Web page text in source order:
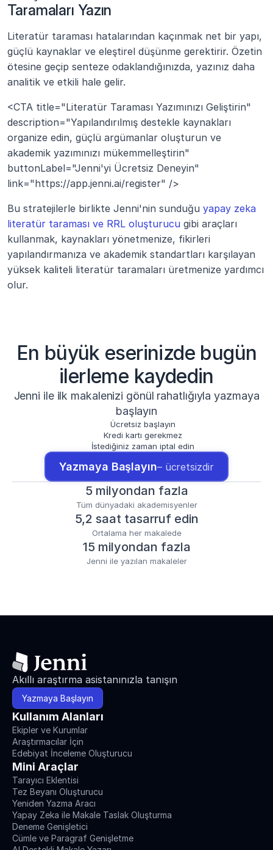
Taramaları Yazın
Literatür taraması hatalarından kaçınmak net bir yapı,
güçlü kaynaklar ve eleştirel düşünme gerektirir. Özetin
ötesine geçip senteze odaklandığınızda, yazınız daha
analitik ve etkili hale gelir.
<CTA title="Literatür Taraması Yazımınızı Geliştirin"
description="Yapılandırılmış destekle kaynakları
organize edin, güçlü argümanlar oluşturun ve
akademik yazımınızı mükemmelleştirin"
buttonLabel="Jenni'yi Ücretsiz Deneyin"
link="https://app.jenni.ai/register" />
Bu stratejilerle birlikte Jenni'nin sunduğu yapay zeka
literatür taraması ve RRL oluşturucu gibi araçları
kullanmak, kaynakları yönetmenize, fikirleri
yapılandırmanıza ve akademik standartları karşılayan
yüksek kaliteli literatür taramaları üretmenize yardımcı
olur.
En büyük eserinizde bugün
ilerleme kaydedin
Jenni ile ilk makalenizi gönül rahatlığıyla yazmaya
başlayın
Ücretsiz başlayın
Kredi kartı gerekmez
İstediğiniz zaman iptal edin
Yazmaya Başlayın– ücretsizdir
5 milyondan fazla
Tüm dünyadaki akademisyenler
5,2 saat tasarruf edin
Ortalama her makalede
15 milyondan fazla
Jenni ile yazılan makaleler
Akıllı araştırma asistanınızla tanışın
Yazmaya Başlayın
Kullanım Alanları
Ekipler ve Kurumlar
Araştırmacılar İçin
Edebiyat İnceleme Oluşturucu
Mini Araçlar
Tarayıcı Eklentisi
Tez Beyanı Oluşturucu
Yeniden Yazma Aracı
Yapay Zeka ile Makale Taslak Oluşturma
Deneme Genişletici
Cümle ve Paragraf Genişletme